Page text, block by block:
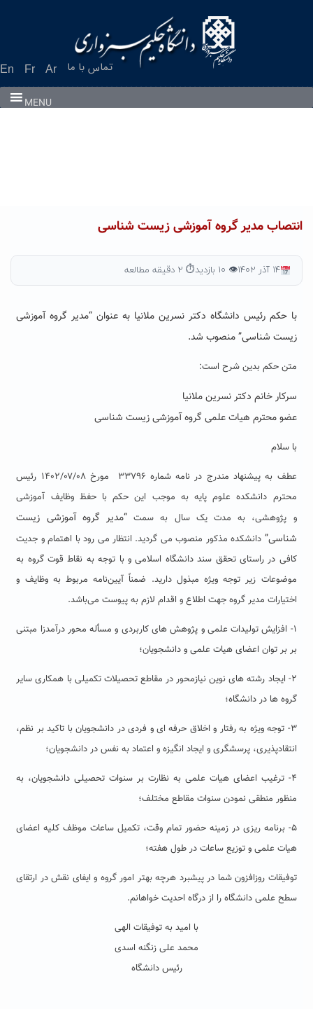
En Fr Ar تماس با ما
MENU
انتصاب مدیر گروه آموزشی زیست شناسی
۱۴ آذر ۱۴۰۲ 👁 ۱۰ بازدید ⏱ ۲ دقیقه مطالعه
با حکم رئیس دانشگاه دکتر نسرین ملانیا به عنوان “مدیر گروه آموزشی
زیست شناسی” منصوب شد.
متن حکم بدین شرح است:
سرکار خانم دکتر نسرین ملانیا
عضو محترم هیات علمی گروه آموزشی زیست شناسی
با سلام
عطف به پیشنهاد مندرج در نامه شماره ۳۳۷۹۶ مورخ ۱۴۰۲/۰۷/۰۸ رئیس
محترم دانشکده علوم پایه به موجب این حکم با حفظ وظایف آموزشی
و پژوهشی، به مدت یک سال به سمت “مدیر گروه آموزشی زیست
شناسی” دانشکده مذکور منصوب می گردید. انتظار می رود با اهتمام و جدیت
کافی در راستای تحقق سند دانشگاه اسلامی و با توجه به نقاط قوت گروه به
موضوعات زیر توجه ویژه مبذول دارید. ضمناً آیین‌نامه مربوط به وظایف و
اختیارات مدیر گروه جهت اطلاع و اقدام لازم به پیوست می‌باشد.
۱- افزایش تولیدات علمی و پژوهش های کاربردی و مسأله محور درآمدزا مبتنی
بر بر توان اعضای هیات علمی و دانشجویان؛
۲- ایجاد رشته های نوین نیازمحور در مقاطع تحصیلات تکمیلی با همکاری سایر
گروه ها در دانشگاه؛
۳- توجه ویژه به رفتار و اخلاق حرفه ای و فردی در دانشجویان با تاکید بر نظم،
انتقادپذیری، پرسشگری و ایجاد انگیزه و اعتماد به نفس در دانشجویان؛
۴- ترغیب اعضای هیات علمی به نظارت بر سنوات تحصیلی دانشجویان، به
منظور منطقی نمودن سنوات مقاطع مختلف؛
۵- برنامه ریزی در زمینه حضور تمام وقت، تکمیل ساعات موظف کلیه اعضای
هیات علمی و توزیع ساعات در طول هفته؛
توفیقات روزافزون شما در پیشبرد هرچه بهتر امور گروه و ایفای نقش در ارتقای
سطح علمی دانشگاه را از درگاه احدیت خواهانم.
با امید به توفیقات الهی
محمد علی زنگنه اسدی
رئیس دانشگاه